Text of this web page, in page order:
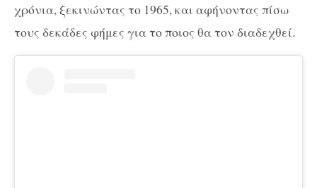
χρόνια, ξεκινώντας το 1965, και αφήνοντας πίσω
τους δεκάδες φήμες για το ποιος θα τον διαδεχθεί.